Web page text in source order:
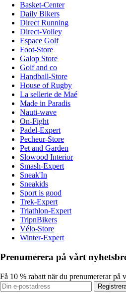
Basket-Center
Daily Bikers
Direct Running
Direct-Volley
Espace Golf
Foot-Store
Galop Store
Golf and co
Handball-Store
House of Rugby
La sellerie de Maé
Made in Paradis
Nauti-wave
On-Fight
Padel-Expert
Pecheur-Store
Pet and Garden
Slowood Interior
Smash-Expert
Sneak'In
Sneakids
Sport is good
Trek-Expert
Triathlon-Expert
TripnBikers
Vélo-Store
Winter-Expert
Prenumerera på vårt
Få 10 % rabatt när du prenumererar på